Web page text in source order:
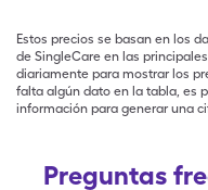
Estos precios se basan en los
de SingleCare en las
diariamente para mostrar los
falta algún dato en la tabla, es
información para generar una
Preguntas